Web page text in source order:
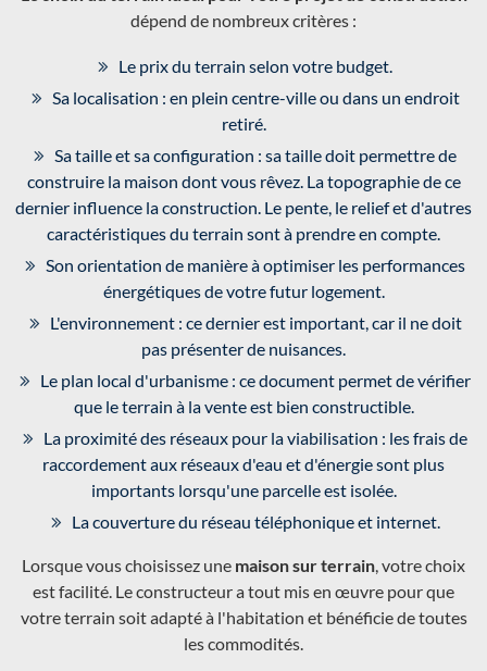
dépend de nombreux critères :
Le prix du terrain selon votre budget.
Sa localisation : en plein centre-ville ou dans un endroit
retiré.
Sa taille et sa configuration : sa taille doit permettre de
construire la maison dont vous rêvez. La topographie de ce
dernier influence la construction. Le pente, le relief et d'autres
caractéristiques du terrain sont à prendre en compte.
Son orientation de manière à optimiser les performances
énergétiques de votre futur logement.
L'environnement : ce dernier est important, car il ne doit
pas présenter de nuisances.
Le plan local d'urbanisme : ce document permet de vérifier
que le terrain à la vente est bien constructible.
La proximité des réseaux pour la viabilisation : les frais de
raccordement aux réseaux d'eau et d'énergie sont plus
importants lorsqu'une parcelle est isolée.
La couverture du réseau téléphonique et internet.
Lorsque vous choisissez une maison sur terrain , votre choix
est facilité. Le constructeur a tout mis en œuvre pour que
votre terrain soit adapté à l'habitation et bénéficie de toutes
les commodités.